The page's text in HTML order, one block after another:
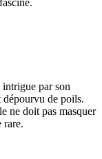
par son
dépourvu de poils.
ne doit pas masquer
rare.